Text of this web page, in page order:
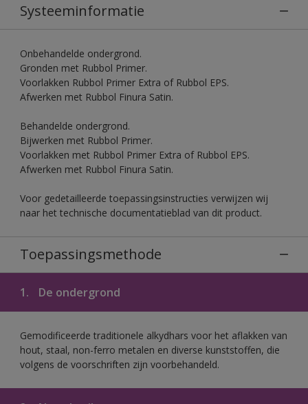
Systeeminformatie
Onbehandelde ondergrond.
Gronden met Rubbol Primer.
Voorlakken Rubbol Primer Extra of Rubbol EPS.
Afwerken met Rubbol Finura Satin.
Behandelde ondergrond.
Bijwerken met Rubbol Primer.
Voorlakken met Rubbol Primer Extra of Rubbol EPS.
Afwerken met Rubbol Finura Satin.
Voor gedetailleerde toepassingsinstructies verwijzen wij
naar het technische documentatieblad van dit product.
Toepassingsmethode
1. De ondergrond
Gemodificeerde traditionele alkydhars voor het aflakken van
hout, staal, non-ferro metalen en diverse kunststoffen, die
volgens de voorschriften zijn voorbehandeld.